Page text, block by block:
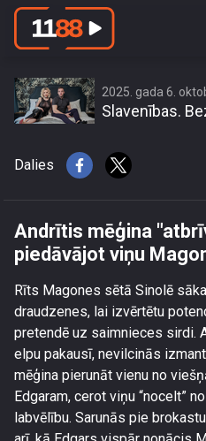
Andrītis mēģina
2025. gada 6.
Slavenības.
Dalies
Andrītis mēģina
piedāvājot viņu
Rīts Magones sētā Sinolē
draudzenes, lai izvērtētu
pretendē uz saimnieces sirdi.
elpu pakausī, nevilcinās
mēģina pierunāt vienu no
Edgaram, cerot viņu “nocelt”
labvēlību. Sarunās pie